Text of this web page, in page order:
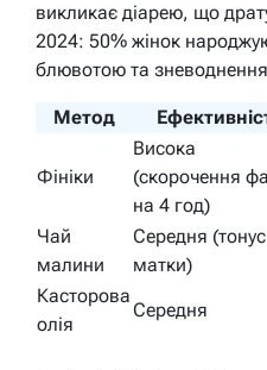
викликає діарею, що
2024: 50% жінок
блювотою та
Метод
Фініки
Висока
(скорочення
на 4 год)
Чай
малини
Середня (тонус
матки)
Касторова
олія
Середня